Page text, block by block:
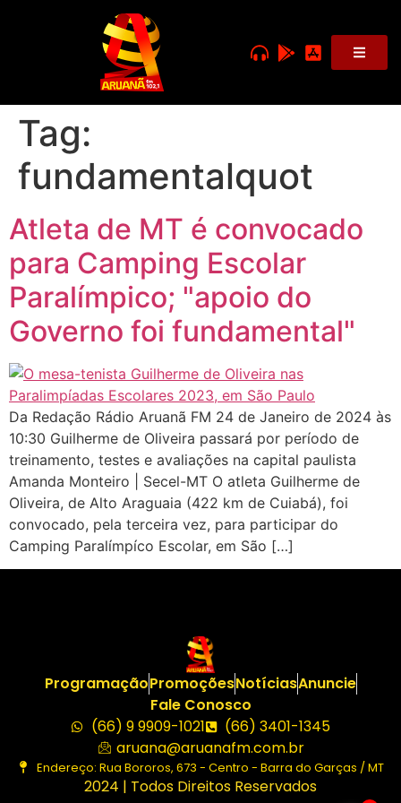
Tag:
fundamentalquot
Atleta de MT é convocado
para Camping Escolar
Paralímpico; "apoio do
Governo foi fundamental"
Da Redação Rádio Aruanã FM 24 de Janeiro de 2024 às
10:30 Guilherme de Oliveira passará por período de
treinamento, testes e avaliações na capital paulista
Amanda Monteiro | Secel-MT O atleta Guilherme de
Oliveira, de Alto Araguaia (422 km de Cuiabá), foi
convocado, pela terceira vez, para participar do
Camping Paralímpíco Escolar, em São […]
ProgramaçãoPromoçõesNotíciasAnuncie
Fale Conosco
(66) 9 9909-1021
(66) 3401-1345
aruana@aruanafm.com.br
Endereço: Rua Bororos, 673 - Centro - Barra do Garças / MT
2024 | Todos Direitos Reservados